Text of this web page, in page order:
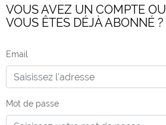
VOUS AVEZ UN COMPTE OU
VOUS ÊTES DÉJÀ ABONNÉ ?
Email
Mot de passe